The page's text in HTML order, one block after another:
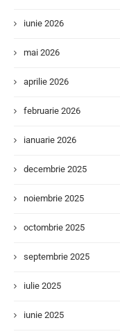
iunie 2026
mai 2026
aprilie 2026
februarie 2026
ianuarie 2026
decembrie 2025
noiembrie 2025
octombrie 2025
septembrie 2025
iulie 2025
iunie 2025